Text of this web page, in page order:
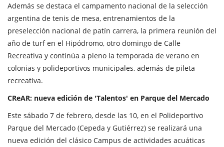
Además se destaca el campamento nacional de la selección
argentina de tenis de mesa, entrenamientos de la
preselección nacional de patín carrera, la primera reunión del
año de turf en el Hipódromo, otro domingo de Calle
Recreativa y continúa a pleno la temporada de verano en
colonias y polideportivos municipales, además de pileta
recreativa.
CReAR: nueva edición de 'Talentos' en Parque del Mercado
Este sábado 7 de febrero, desde las 10, en el Polideportivo
Parque del Mercado (Cepeda y Gutiérrez) se realizará una
nueva edición del clásico Campus de actividades acuáticas